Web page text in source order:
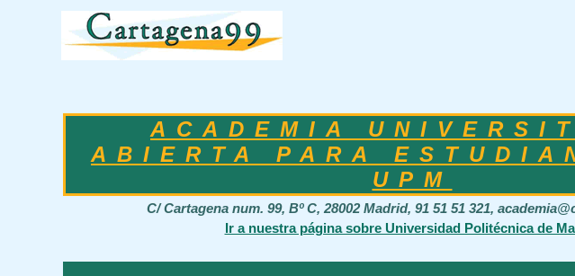
ACADEMIA
ABIERTA PARA
UPM
C/ Cartagena num. 99, Bº C, 28002 Madrid, 91 51 51 321,
Ir a nuestra página sobre Universidad Politécnica de